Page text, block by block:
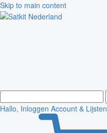
Skip to main content
Hallo, Inloggen Account & Lijsten